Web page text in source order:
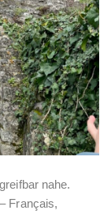
nahe.
Français,